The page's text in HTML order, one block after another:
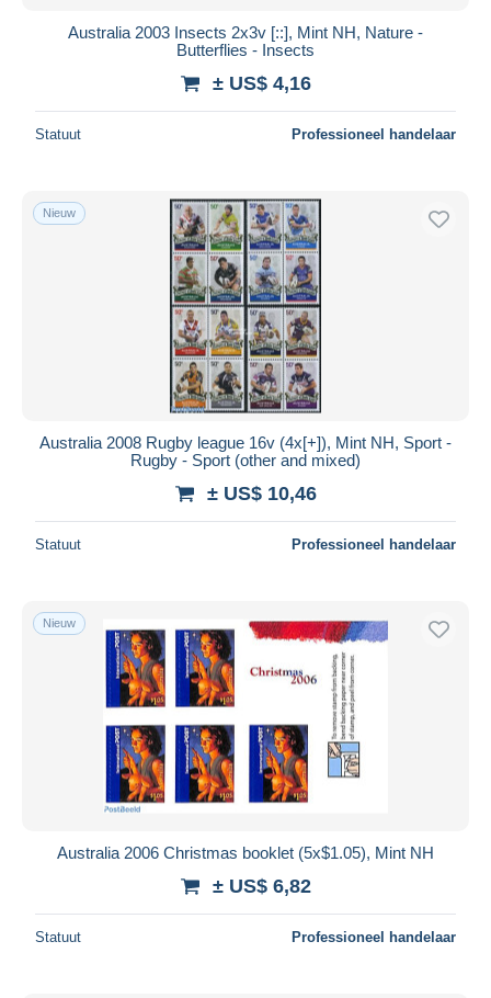
Australia 2003 Insects 2x3v [::], Mint NH, Nature -
Butterflies - Insects
± US$ 4,16
Statuut Professioneel handelaar
Nieuw
Australia 2008 Rugby league 16v (4x[+]), Mint NH, Sport -
Rugby - Sport (other and mixed)
± US$ 10,46
Statuut Professioneel handelaar
Nieuw
Australia 2006 Christmas booklet (5x$1.05), Mint NH
± US$ 6,82
Statuut Professioneel handelaar